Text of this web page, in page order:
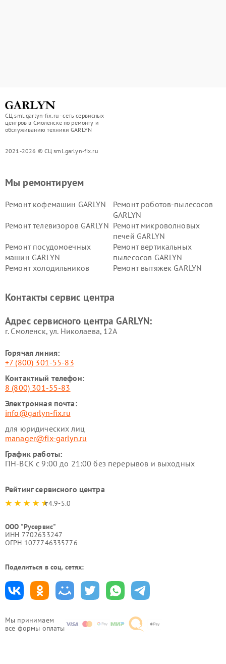
СЦ sml.garlyn-fix.ru - сеть сервисных
центров в Смоленске по ремонту и
обслуживанию техники GARLYN
2021-2026 © СЦ sml.garlyn-fix.ru
Мы принимаем
все формы оплаты
Мы ремонтируем
Ремонт кофемашин GARLYN
Ремонт роботов-пылесосов
GARLYN
Ремонт телевизоров GARLYN Ремонт микроволновых
печей GARLYN
Ремонт посудомоечных
машин GARLYN
Ремонт вертикальных
пылесосов GARLYN
Ремонт холодильников
Ремонт вытяжек GARLYN
стеклоочистителей GARLYN
GARLYN
GARLYN
Контакты сервис центра
Адрес сервисного центра GARLYN:
г. Смоленск, ул. Николаева, 12А
Горячая линия:
+7 (800) 301-55-83
Контактный телефон:
8 (800) 301-55-83
Электронная почта:
info@garlyn-fix.ru
для юридических лиц
manager@fix-garlyn.ru
График работы:
ПН-ВСК с 9:00 до 21:00 без перерывов и выходных
Рейтинг сервисного центра
4.9-5.0
ООО "Русервис"
ИНН 7702633247
ОГРН 1077746335776
Поделиться в соц. сетях: